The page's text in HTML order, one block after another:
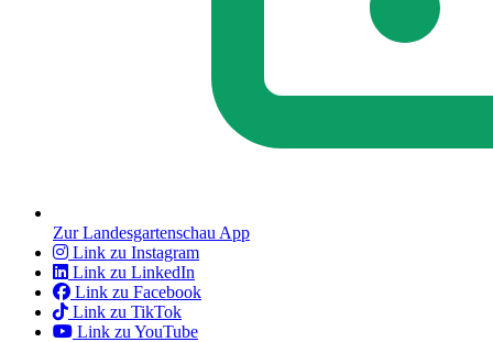
Zur Landesgartenschau App
Link zu Instagram
Link zu LinkedIn
Link zu Facebook
Link zu TikTok
Link zu YouTube